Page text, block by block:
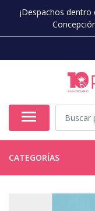
¡Despachos
CATEGORÍAS